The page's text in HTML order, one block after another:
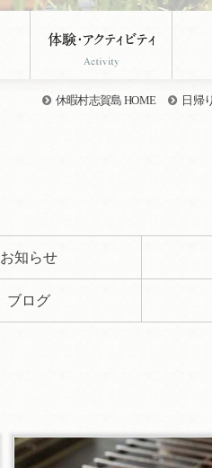
休暇村志賀島 HOME 日帰
お知らせ
ブログ